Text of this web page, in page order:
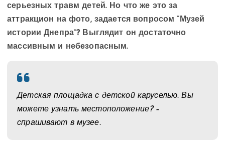
серьезных травм детей. Но что же это за
аттракцион на фото, задается вопросом “Музей
истории Днепра”? Выглядит он достаточно
массивным и небезопасным.
Детская площадка с детской каруселью. Вы
можете узнать местоположение? –
спрашивают в музее.